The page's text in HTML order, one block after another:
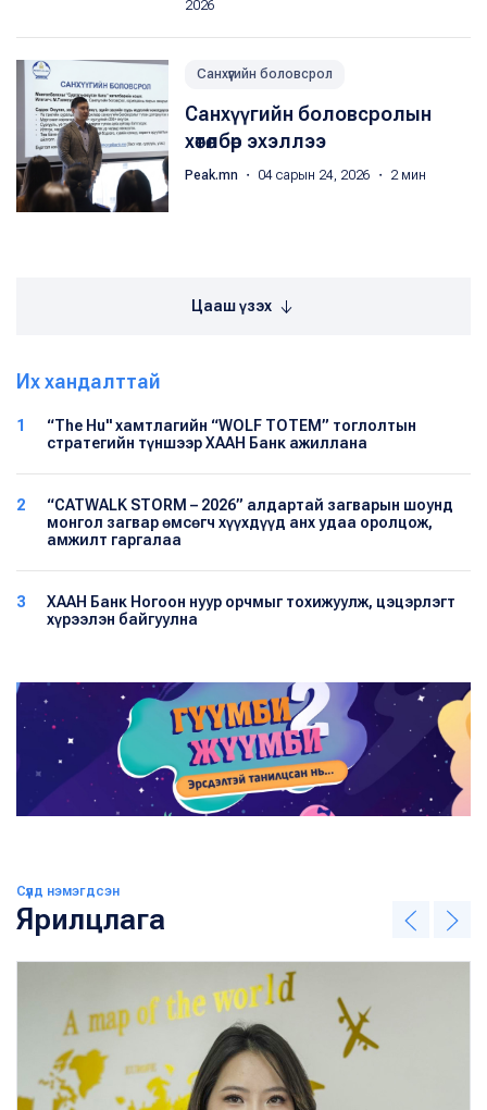
2026
Санхүүгийн боловсрол
Санхүүгийн боловсролын
хөтөлбөр эхэллээ
Peak.mn ・ 04 сарын 24, 2026 ・ 2 мин
Цааш үзэх
Их хандалттай
1
“The Hu" хамтлагийн “WOLF TOTEM” тоглолтын
стратегийн түншээр ХААН Банк ажиллана
2
“CATWALK STORM – 2026” алдартай загварын шоунд
монгол загвар өмсөгч хүүхдүүд анх удаа оролцож,
амжилт гаргалаа
3
ХААН Банк Ногоон нуур орчмыг тохижуулж, цэцэрлэгт
хүрээлэн байгуулна
Сүүлд нэмэгдсэн
Ярилцлага